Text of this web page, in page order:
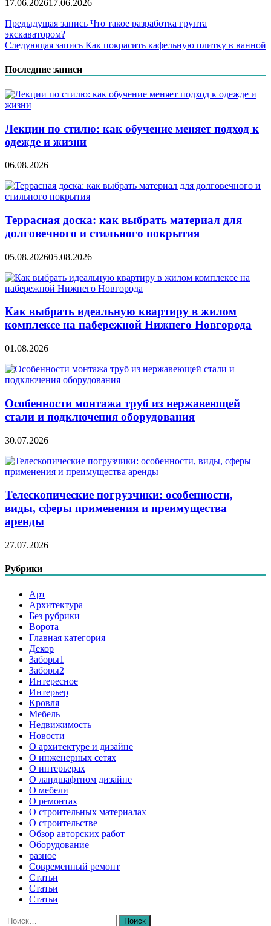
17.06.202617.06.2026
Навигация
по
Предыдущая запись Что такое разработка грунта
экскаватором?
Следующая запись Как покрасить кафельную плитку в ванной
Последние записи
Лекции по стилю: как обучение меняет подход к
одежде и жизни
06.08.2026
Террасная доска: как выбрать материал для
долговечного и стильного покрытия
05.08.202605.08.2026
Как выбрать идеальную квартиру в жилом
комплексе на набережной Нижнего Новгорода
01.08.2026
Особенности монтажа труб из нержавеющей
стали и подключения оборудования
30.07.2026
Телескопические погрузчики: особенности,
виды, сферы применения и преимущества
аренды
27.07.2026
Рубрики
Арт
Архитектура
Без рубрики
Ворота
Главная категория
Декор
Заборы1
Заборы2
Интересное
Интерьер
Кровля
Мебель
Недвижимость
Новости
О архитектуре и дизайне
О инженерных сетях
О интерьерах
О ландшафтном дизайне
О мебели
О ремонтах
О строительных материалах
О строительстве
Обзор авторских работ
Оборудование
разное
Современный ремонт
Статьи
Статьи
Статьи
Найти: